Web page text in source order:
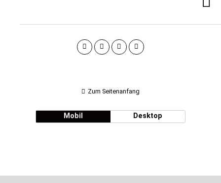
Zum Seitenanfang
Mobil Desktop